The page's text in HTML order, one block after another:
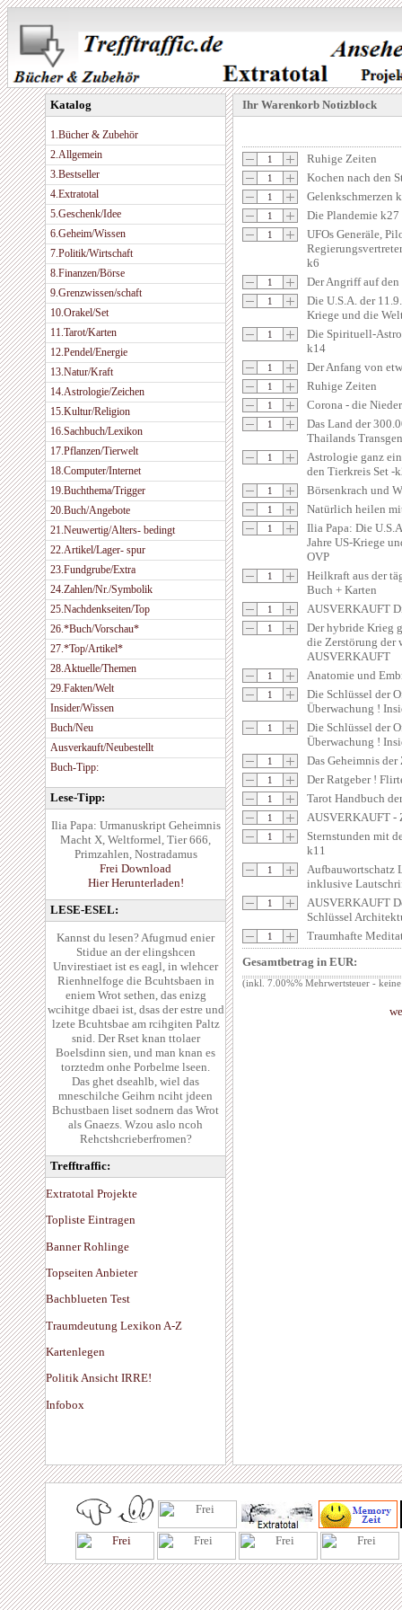
Katalog
1.Bücher & Zubehör
2.Allgemein
3.Bestseller
4.Extratotal
5.Geschenk/Idee
6.Geheim/Wissen
7.Politik/Wirtschaft
8.Finanzen/Börse
9.Grenzwissen/schaft
10.Orakel/Set
11.Tarot/Karten
12.Pendel/Energie
13.Natur/Kraft
14.Astrologie/Zeichen
15.Kultur/Religion
16.Sachbuch/Lexikon
17.Pflanzen/Tierwelt
18.Computer/Internet
19.Buchthema/Trigger
20.Buch/Angebote
21.Neuwertig/Alters- bedingt
22.Artikel/Lager- spur
23.Fundgrube/Extra
24.Zahlen/Nr./Symbolik
25.Nachdenkseiten/Top
26.*Buch/Vorschau*
27.*Top/Artikel*
28.Aktuelle/Themen
29.Fakten/Welt
Insider/Wissen
Buch/Neu
Ausverkauft/Neubestellt
Buch-Tipp:
Lese-Tipp:
Ilia Papa: Urmanuskript Geheimnis
Macht X, Weltformel, Tier 666,
Primzahlen, Nostradamus
Frei Download
Hier Herunterladen!
LESE-ESEL:
Kannst du lesen? Afugrnud enier
Stidue an der elingshcen
Unvirestiaet ist es eagl, in wlehcer
Rienhnelfoge die Bcuhtsbaen in
eniem Wrot sethen, das enizg
wcihitge dbaei ist, dsas der estre und
lzete Bcuhtsbae am rcihgiten Paltz
snid. Der Rset knan ttolaer
Boelsdinn sien, und man knan es
torztedm onhe Porbelme lseen.
Das ghet dseahlb, wiel das
mneschilche Geihrn nciht jdeen
Bchustbaen liset sodnern das Wrot
als Gnaezs. Wzou aslo ncoh
Rehctshcrieberfromen?
Trefftraffic:
Extratotal Projekte
Topliste Eintragen
Banner Rohlinge
Topseiten Anbieter
Bachblueten Test
Traumdeutung Lexikon A-Z
Kartenlegen
Politik Ansicht IRRE!
Infobox
Ihr Warenkorb Notizblock
Ruhige Zeiten
Kochen nach den
Gelenkschmerzen
Die Plandemie k27
UFOs Generäle,
k6
Der Angriff auf
Die U.S.A. der
Kriege und die
Die Spirituell-
k14
Der Anfang von
Ruhige Zeiten
Corona - die
Das Land der
Thailands
Astrologie ganz
den Tierkreis Set -
Börsenkrach und
Natürlich heilen
Ilia Papa: Die
Jahre US-Kriege
OVP
Heilkraft aus der
Buch + Karten
AUSVERKAUFT
Der hybride Krieg
die Zerstörung
AUSVERKAUFT
Anatomie und
Die Schlüssel der
Überwachung !
Die Schlüssel der
Überwachung !
Das Geheimnis der
Der Ratgeber !
Tarot Handbuch
AUSVERKAUFT -
Sternstunden mit
k11
Aufbauwortschatz
inklusive
AUSVERKAUFT
Schlüssel
Traumhafte
Gesamtbetrag in EUR:
(inkl. 7.00%% Mehrwertsteuer - keine